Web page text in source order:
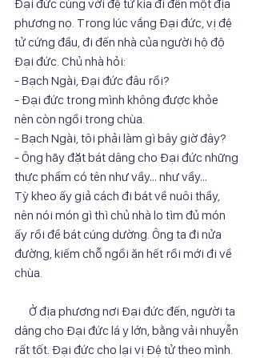
Đại đức cùng với đệ tử kia đi đến một địa
phương nọ. Trong lúc vắng Đại đức, vị đệ
tử cứng đầu, đi đến nhà của người hộ độ
Đại đức. Chủ nhà hỏi:
- Bạch Ngài, Đại đức đâu rồi?
- Đại đức trong mình không được khỏe
nên còn ngồi trong chùa.
- Bạch Ngài, tôi phải làm gì bây giờ đây?
- Ông hãy đặt bát dâng cho Đại đức những
thực phẩm có tên như vầy… như vầy…
Tỳ kheo ấy giả cách đi bát về nuôi thầy,
nên nói món gì thì chủ nhà lo tìm đủ món
ấy rồi để bát cúng dường. Ông ta đi nửa
đường, kiếm chỗ ngồi ăn hết rồi mới đi về
chùa.
dâng cho Đại đức lá y lớn, bằng vải nhuyễn
rất tốt. Đại đức cho lại vị Đệ tử theo mình.